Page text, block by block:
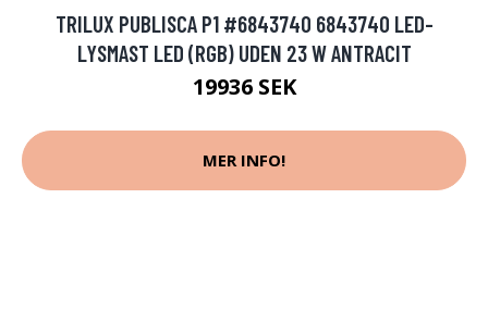
TRILUX PUBLISCA P1 #6843740 6843740 LED-
LYSMAST LED (RGB) UDEN 23 W ANTRACIT
19936 SEK
MER INFO!